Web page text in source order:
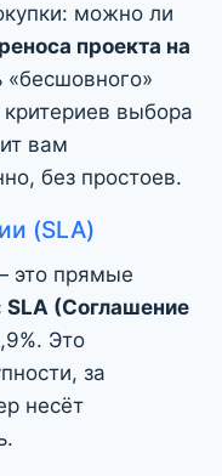
можно ли
проекта на
выбора
вам
без простоев.
(SLA)
это прямые
SLA (Соглашение
Это
за
несёт